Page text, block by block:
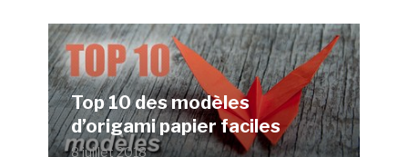
Top 10 des modèles
d’origami papier faciles
8 juillet 2018